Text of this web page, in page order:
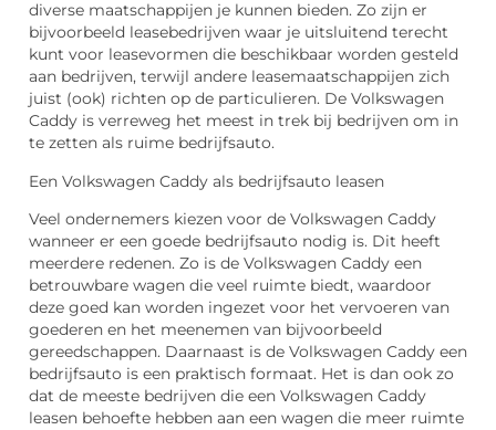
diverse maatschappijen je kunnen bieden. Zo zijn er
bijvoorbeeld leasebedrijven waar je uitsluitend terecht
kunt voor leasevormen die beschikbaar worden gesteld
aan bedrijven, terwijl andere leasemaatschappijen zich
juist (ook) richten op de particulieren. De Volkswagen
Caddy is verreweg het meest in trek bij bedrijven om in
te zetten als ruime bedrijfsauto.
Een Volkswagen Caddy als bedrijfsauto leasen
Veel ondernemers kiezen voor de Volkswagen Caddy
wanneer er een goede bedrijfsauto nodig is. Dit heeft
meerdere redenen. Zo is de Volkswagen Caddy een
betrouwbare wagen die veel ruimte biedt, waardoor
deze goed kan worden ingezet voor het vervoeren van
goederen en het meenemen van bijvoorbeeld
gereedschappen. Daarnaast is de Volkswagen Caddy een
bedrijfsauto is een praktisch formaat. Het is dan ook zo
dat de meeste bedrijven die een Volkswagen Caddy
leasen behoefte hebben aan een wagen die meer ruimte